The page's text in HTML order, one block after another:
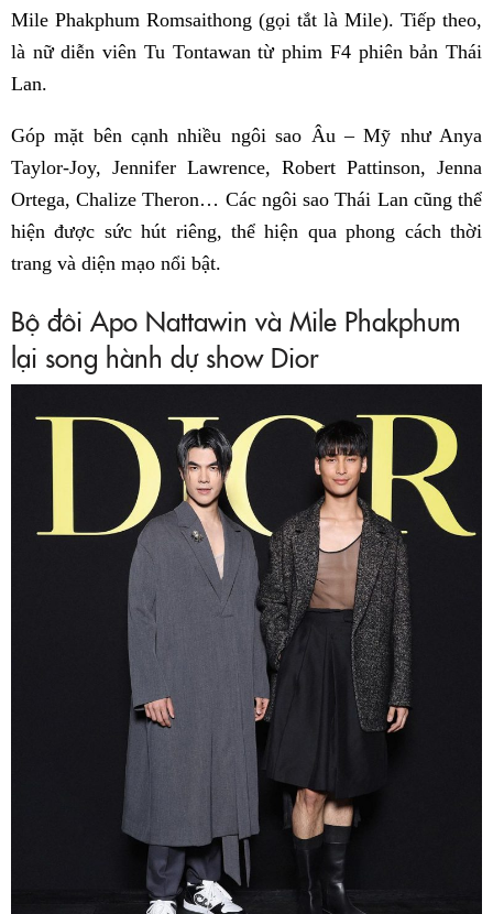
Mile Phakphum Romsaithong (gọi tắt là Mile). Tiếp theo,
là nữ diễn viên Tu Tontawan từ phim F4 phiên bản Thái
Lan.
Góp mặt bên cạnh nhiều ngôi sao Âu – Mỹ như Anya
Taylor-Joy, Jennifer Lawrence, Robert Pattinson, Jenna
Ortega, Chalize Theron… Các ngôi sao Thái Lan cũng thể
hiện được sức hút riêng, thể hiện qua phong cách thời
trang và diện mạo nổi bật.
Bộ đôi Apo Nattawin và Mile Phakphum
lại song hành dự show Dior